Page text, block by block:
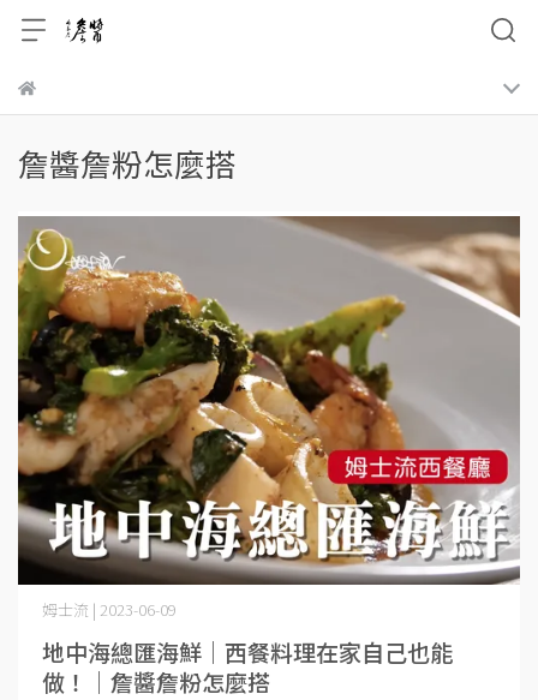
詹醬詹粉怎麼搭
地中海總匯海鮮｜西餐料理在家自己也能
做！｜詹醬詹粉怎麼搭
姆士流 | 2023-06-09